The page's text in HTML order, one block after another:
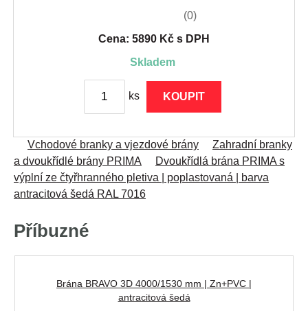
(0)
Cena: 5890 Kč s DPH
skladem
ks KOUPIT
Vchodové branky a vjezdové brány
Zahradní branky
a dvoukřídlé brány PRIMA
Dvoukřídlá brána PRIMA s
výplní ze čtyřhranného pletiva | poplastovaná | barva
antracitová šedá RAL 7016
Příbuzné
Brána BRAVO 3D 4000/1530 mm | Zn+PVC |
antracitová šedá